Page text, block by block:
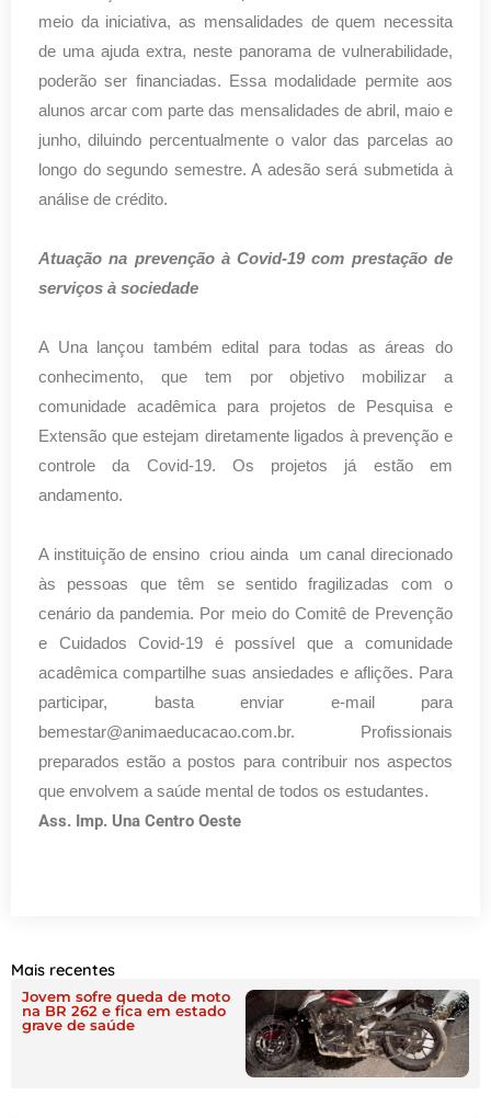
meio da iniciativa, as mensalidades de quem necessita
de uma ajuda extra, neste panorama de vulnerabilidade,
poderão ser financiadas. Essa modalidade permite aos
alunos arcar com parte das mensalidades de abril, maio e
junho, diluindo percentualmente o valor das parcelas ao
longo do segundo semestre. A adesão será submetida à
análise de crédito.
Atuação na prevenção à Covid-19 com prestação de
serviços à sociedade
A Una lançou também edital para todas as áreas do
conhecimento, que tem por objetivo mobilizar a
comunidade acadêmica para projetos de Pesquisa e
Extensão que estejam diretamente ligados à prevenção e
controle da Covid-19. Os projetos já estão em
andamento.
A instituição de ensino criou ainda um canal direcionado
às pessoas que têm se sentido fragilizadas com o
cenário da pandemia. Por meio do Comitê de Prevenção
e Cuidados Covid-19 é possível que a comunidade
acadêmica compartilhe suas ansiedades e aflições. Para
participar, basta enviar e-mail para
bemestar@animaeducacao.com.br. Profissionais
preparados estão a postos para contribuir nos aspectos
que envolvem a saúde mental de todos os estudantes.
Ass. Imp. Una Centro Oeste
Mais recentes
Jovem sofre queda de moto
na BR 262 e fica em estado
grave de saúde